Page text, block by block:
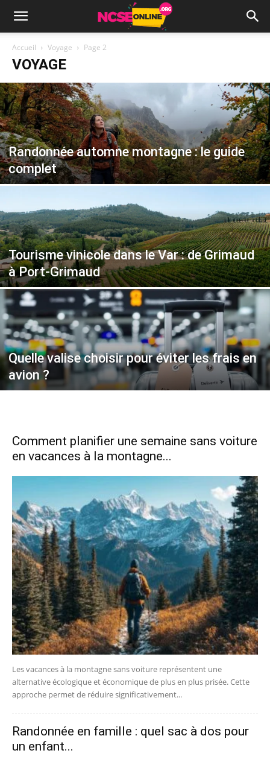
Accueil Voyage Page 2
VOYAGE
Randonnée automne montagne : le guide
complet
Tourisme vinicole dans le Var : de Grimaud
à Port-Grimaud
Quelle valise choisir pour éviter les frais en
avion ?
Comment planifier une semaine sans voiture
en vacances à la montagne...
Les vacances à la montagne sans voiture représentent une
alternative écologique et économique de plus en plus prisée. Cette
approche permet de réduire significativement...
Randonnée en famille : quel sac à dos pour
un enfant...